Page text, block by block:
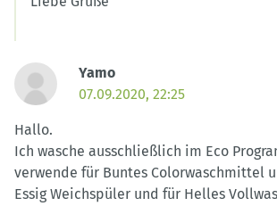
Yamo
07.09.2020, 22:25
Hallo.
Ich wasche ausschließlich im Eco
verwende für Buntes Colorwaschmittel
Essig Weichspüler und für Helles